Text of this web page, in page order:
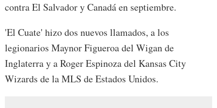
contra El Salvador y Canadá en septiembre.
'El Cuate' hizo dos nuevos llamados, a los
legionarios Maynor Figueroa del Wigan de
Inglaterra y a Roger Espinoza del Kansas City
Wizards de la MLS de Estados Unidos.